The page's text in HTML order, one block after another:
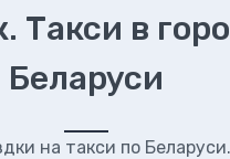
Такси в
Беларуси
на такси по